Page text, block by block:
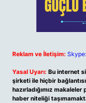
Reklam ve İletişim:
Yasal Uyarı: Bu internet
şirketi ile hiçbir
hazırladığımız
haber niteliği